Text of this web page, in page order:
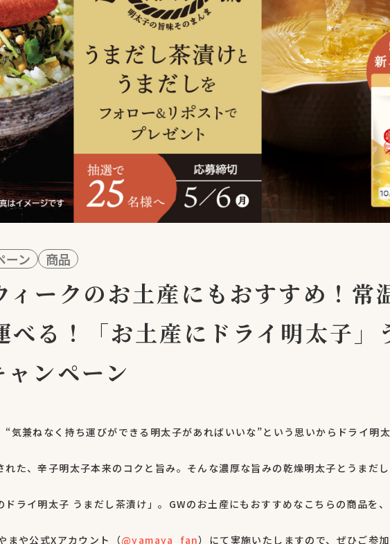
ーン 商品
ィークのお土産にもおすすめ！常
べる！「お土産にドライ明太子」
ンペーン
“気兼ねなく持ち運びができる明太子があればいいな”という思いからドライ明
た、辛子明太子本来のコクと旨み。そんな濃厚な旨みの乾燥明太子とうまだ
ライ明太子 うまだし茶漬け」。GWのお土産にもおすすめなこちらの商品を
まや公式Xアカウント（@yamaya_fan）にて実施いたしますので、ぜひご参加